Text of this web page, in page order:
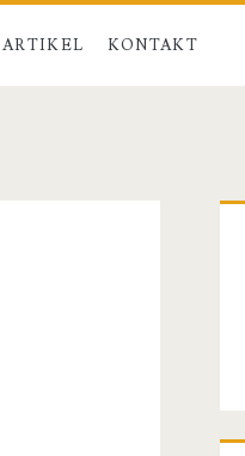
KONTAKT